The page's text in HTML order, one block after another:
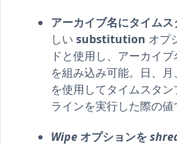
アーカイブ名にタイム
しい substitution オプ
ドと使用し、アーカイ
を組み込み可能。日、
を使用してタイムスタ
ラインを実行した際の
Wipe オプションを